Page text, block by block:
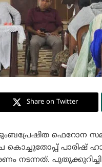
Share on Twitter
ഫെറോന
കൊച്ചുതോപ്പ് പാരിഷ്
നടന്നത്.